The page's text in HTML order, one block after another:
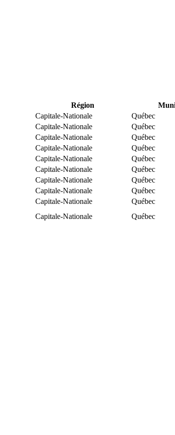
Région
Capitale-Nationale
Québec
Capitale-Nationale
Québec
Capitale-Nationale
Québec
Capitale-Nationale
Québec
Capitale-Nationale
Québec
Capitale-Nationale
Québec
Capitale-Nationale
Québec
Capitale-Nationale
Québec
Capitale-Nationale
Québec
Capitale-Nationale Québec